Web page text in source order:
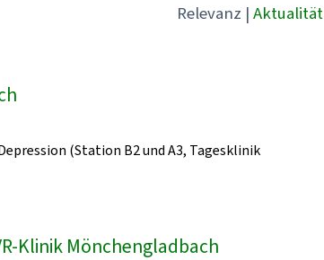
Relevanz | Aktualität
(Station B2 und A3, Tagesklinik
Klinik Mönchengladbach